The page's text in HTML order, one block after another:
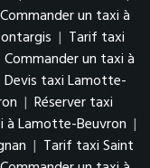
Commander un taxi à
| Tarif taxi
Commander un taxi à
Devis taxi Lamotte-
| Réserver taxi
à Lamotte-Beuvron |
| Tarif taxi Saint